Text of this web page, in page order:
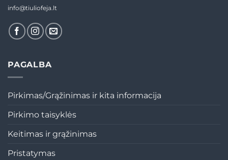
info@tiuliofeja.lt
PAGALBA
Pirkimas/Grąžinimas ir kita informacija
Pirkimo taisyklės
Keitimas ir grąžinimas
Pristatymas